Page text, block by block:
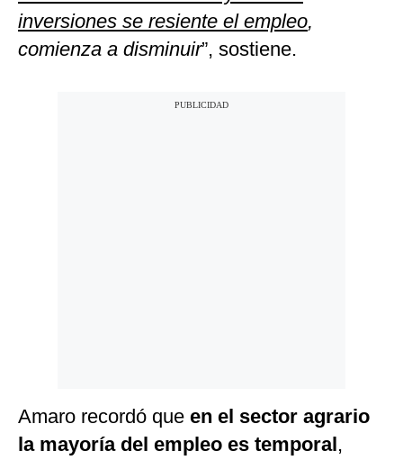
inversiones se resiente el empleo,
comienza a disminuir”, sostiene.
Amaro recordó que en el sector agrario
la mayoría del empleo es temporal,